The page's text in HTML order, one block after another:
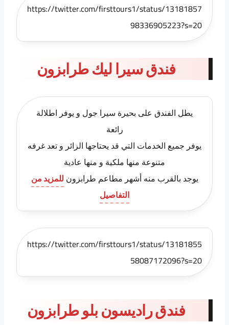
https://twitter.com/firsttours1/status/13181857
98336905223?s=20
فندق سيرا ليك طرابزون
يطل الفندق على بحيرة سيرا جول و يوفر اطلالة
رائعة
يوفر جميع الخدمات التي قد يحتاجها الزائر و تعد غرفه
متنوعة منها ملكية و منها عادية
يوجد بالقرب منه أشهر مطاعم طرابزون للمزيد من
التفاصيل
https://twitter.com/firsttours1/status/13181855
58087172096?s=20
فندق راديسون بلو طرابزون